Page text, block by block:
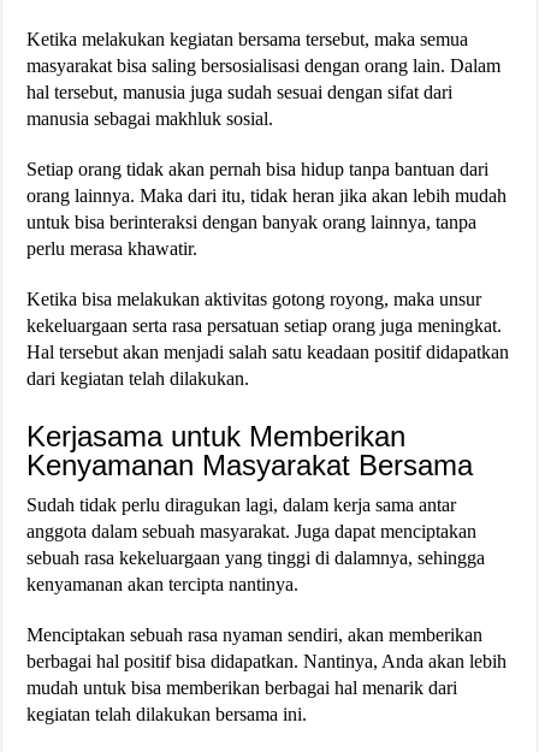
Ketika melakukan kegiatan bersama tersebut, maka semua
masyarakat bisa saling bersosialisasi dengan orang lain. Dalam
hal tersebut, manusia juga sudah sesuai dengan sifat dari
manusia sebagai makhluk sosial.
Setiap orang tidak akan pernah bisa hidup tanpa bantuan dari
orang lainnya. Maka dari itu, tidak heran jika akan lebih mudah
untuk bisa berinteraksi dengan banyak orang lainnya, tanpa
perlu merasa khawatir.
Ketika bisa melakukan aktivitas gotong royong, maka unsur
kekeluargaan serta rasa persatuan setiap orang juga meningkat.
Hal tersebut akan menjadi salah satu keadaan positif didapatkan
dari kegiatan telah dilakukan.
Kerjasama untuk Memberikan
Kenyamanan Masyarakat Bersama
Sudah tidak perlu diragukan lagi, dalam kerja sama antar
anggota dalam sebuah masyarakat. Juga dapat menciptakan
sebuah rasa kekeluargaan yang tinggi di dalamnya, sehingga
kenyamanan akan tercipta nantinya.
Menciptakan sebuah rasa nyaman sendiri, akan memberikan
berbagai hal positif bisa didapatkan. Nantinya, Anda akan lebih
mudah untuk bisa memberikan berbagai hal menarik dari
kegiatan telah dilakukan bersama ini.